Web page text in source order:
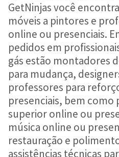
GetNinjas você
móveis a pintores e
online ou presenciais.
pedidos em
gás estão montadores
para mudança,
professores para
presenciais, bem como
superior online ou
música online ou
restauração e
assistências técnicas